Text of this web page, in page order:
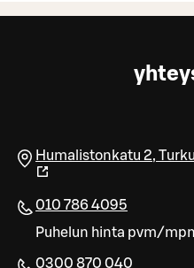
Humalistonkatu 2, Turku
010 786 4095
Puhelun hinta pvm/
0300 870 040